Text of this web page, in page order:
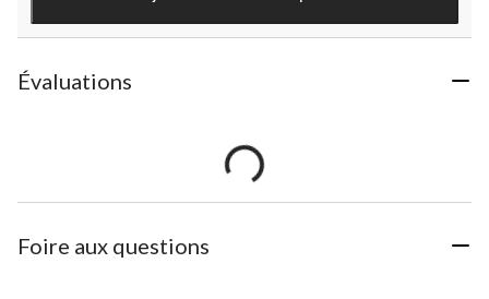
Évaluations
Foire aux questions